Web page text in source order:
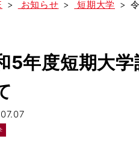
お知らせ 短期大学
5年度短期大